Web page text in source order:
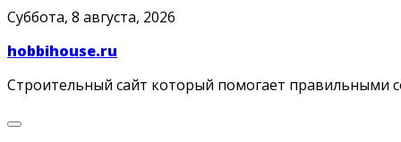
Skip
content
Суббота, 8 августа, 2026
hobbihouse.ru
Строительный сайт который помогает правильными